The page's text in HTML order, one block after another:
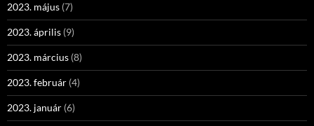
2023. május (7)
2023. április (9)
2023. március (8)
2023. február (4)
2023. január (6)